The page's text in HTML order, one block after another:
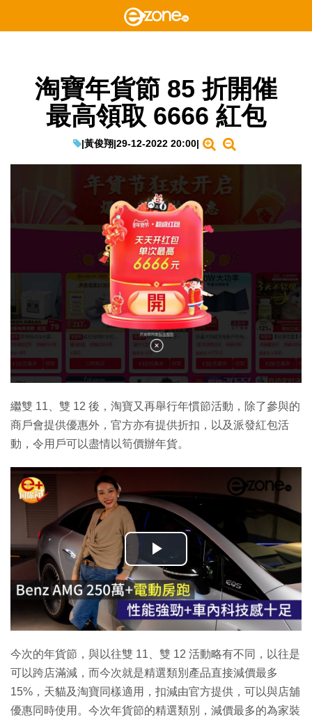
淘寶年貨節 85 折開催
最高領取 6666 紅包
|黃俊翔|29-12-2022 20:00|
繼雙 11、雙 12 後，淘寶又再舉行年慣節活動，除了參與的
商戶會提供優惠外，官方亦有提供折扣，以及派發紅包活
動，令用戶可以盡情以筍價辦年貨。
播
放
影
片
今次的年貨節，與以往雙 11、雙 12 活動略有不同，以往是
可以跨店滿減，而今次就是精選類別產品直接減價最多
15%，天貓及淘寶同樣適用，扣減由官方提供，可以與店舖
優惠同時使用。今次年貨節的精選類別，減價最多的為家裝